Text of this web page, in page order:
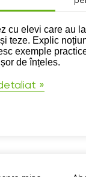
mine
cu elevi care au
teze. Explic
exemple
de înțeles.
»